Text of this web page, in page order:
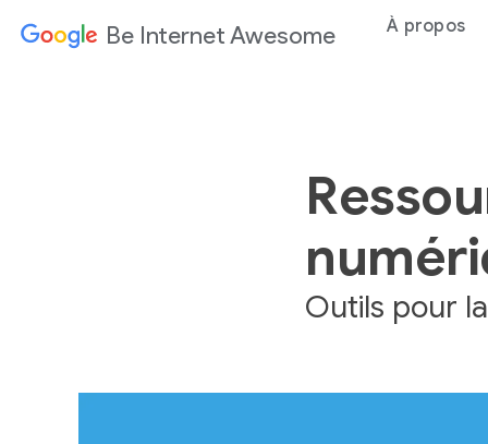
Be Internet Awesome À propos
Outils pour